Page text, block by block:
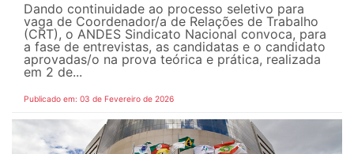
Dando continuidade ao processo seletivo para
vaga de Coordenador/a de Relações de Trabalho
(CRT), o ANDES Sindicato Nacional convoca, para
a fase de entrevistas, as candidatas e o candidato
aprovadas/o na prova teórica e prática, realizada
em 2 de...
Publicado em: 03 de Fevereiro de 2026